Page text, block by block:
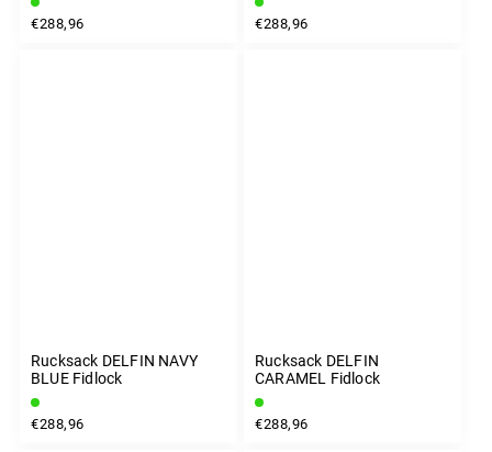
€288,96 €288,96
Rucksack DELFIN NAVY
BLUE Fidlock
€288,96
Rucksack DELFIN
CARAMEL Fidlock
€288,96